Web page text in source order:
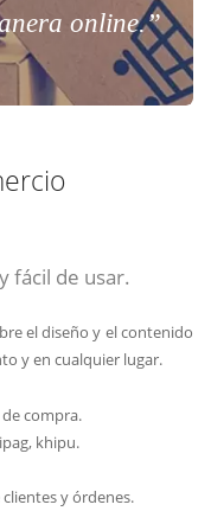
online.”
fácil de usar.
el diseño y el contenido
y en cualquier lugar.
compra.
khipu.
y órdenes.